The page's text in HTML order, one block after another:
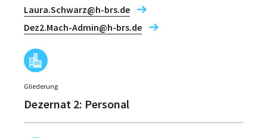
Laura.Schwarz@h-brs.de
Dez2.Mach-Admin@h-brs.de
Gliederung
Dezernat 2: Personal